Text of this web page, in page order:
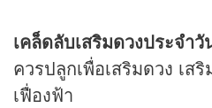
เคล็ดลับเสริมดวงประจำ
ควรปลูกเพื่อเสริมดวง เ
เฟื่องฟ้า